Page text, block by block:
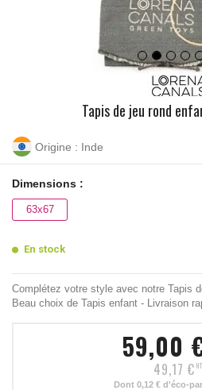
Tapis de jeu rond
Origine : Inde
Dimensions :
63x67
En stock
Complétez votre style avec notre Tapis
Beau choix de Tapis enfant - Livraison
59,00
49,17 € HT
Dont 0,12 € d'éco-